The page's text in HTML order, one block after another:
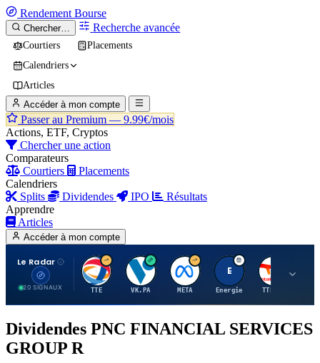
Rendement Bourse
Chercher… Recherche avancée
Courtiers
Placements
Calendriers
Articles
Accéder à mon compte
Passer au Premium — 9.99€/mois
Actions, ETF, Cryptos
Chercher une action
Comparateurs
Courtiers
Placements
Calendriers
Splits
Dividendes IPO
Résultats
Apprendre
Articles
Accéder à mon compte
Le Radar
20 SIGNAUX
T
TTE
V
VK.PA
M
META
E
Energie
T
TTE.PA
Dividendes PNC FINANCIAL SERVICES
GROUP R